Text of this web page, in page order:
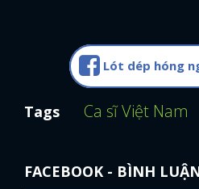
Lót dép hóng
Tags Ca sĩ Việt Nam
FACEBOOK - BÌNH